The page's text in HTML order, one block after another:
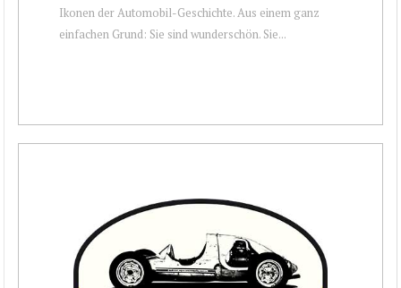
Ikonen der Automobil-Geschichte. Aus einem ganz
einfachen Grund: Sie sind wunderschön. Sie...